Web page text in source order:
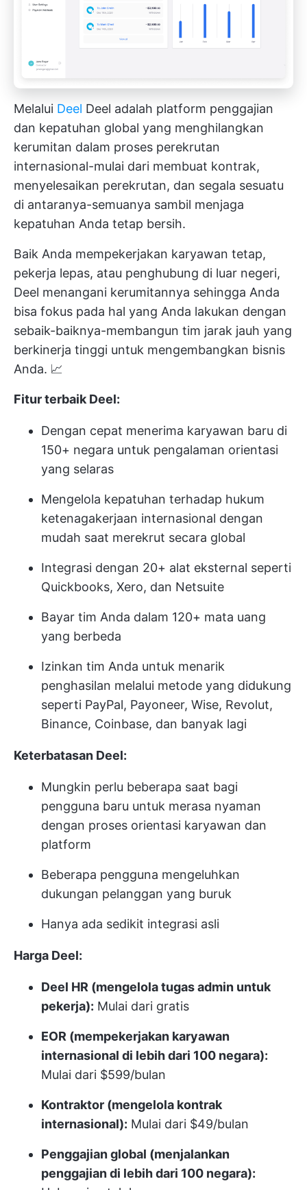
Melalui Deel Deel adalah platform penggajian
dan kepatuhan global yang menghilangkan
kerumitan dalam proses perekrutan
internasional-mulai dari membuat kontrak,
menyelesaikan perekrutan, dan segala sesuatu
di antaranya-semuanya sambil menjaga
kepatuhan Anda tetap bersih.
Baik Anda mempekerjakan karyawan tetap,
pekerja lepas, atau penghubung di luar negeri,
Deel menangani kerumitannya sehingga Anda
bisa fokus pada hal yang Anda lakukan dengan
sebaik-baiknya-membangun tim jarak jauh yang
berkinerja tinggi untuk mengembangkan bisnis
Anda. 📈
Fitur terbaik Deel:
Dengan cepat menerima karyawan baru di
150+ negara untuk pengalaman orientasi
yang selaras
Mengelola kepatuhan terhadap hukum
ketenagakerjaan internasional dengan
mudah saat merekrut secara global
Integrasi dengan 20+ alat eksternal seperti
Quickbooks, Xero, dan Netsuite
Bayar tim Anda dalam 120+ mata uang
yang berbeda
Izinkan tim Anda untuk menarik
penghasilan melalui metode yang didukung
seperti PayPal, Payoneer, Wise, Revolut,
Binance, Coinbase, dan banyak lagi
Keterbatasan Deel:
Mungkin perlu beberapa saat bagi
pengguna baru untuk merasa nyaman
dengan proses orientasi karyawan dan
platform
Beberapa pengguna mengeluhkan
dukungan pelanggan yang buruk
Hanya ada sedikit integrasi asli
Harga Deel:
Deel HR (mengelola tugas admin untuk
pekerja): Mulai dari gratis
EOR (mempekerjakan karyawan
internasional di lebih dari 100 negara):
Mulai dari $599/bulan
Kontraktor (mengelola kontrak
internasional): Mulai dari $49/bulan
Penggajian global (menjalankan
penggajian di lebih dari 100 negara):